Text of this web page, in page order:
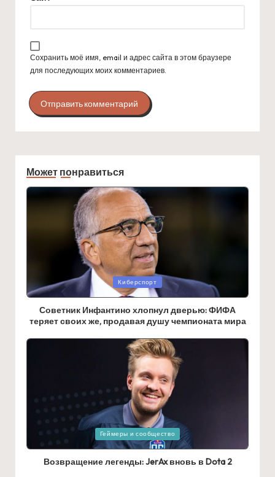
Сохранить моё имя, email и адрес сайта в этом браузере
для последующих моих комментариев.
Может понравиться
Posted
in
Киберспорт
Советник Инфантино хлопнул дверью: ФИФА
теряет своих же, продавая душу чемпионата мира
Posted
Геймеры и сообщество
Возвращение легенды: JerAx вновь в Dota 2